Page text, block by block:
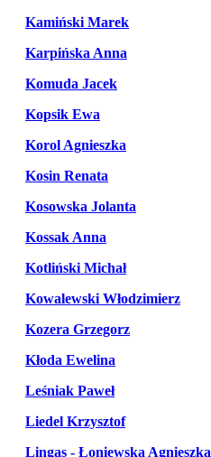
Kamiński Marek
Karpińska Anna
Komuda Jacek
Kopsik Ewa
Korol Agnieszka
Kosin Renata
Kosowska Jolanta
Kossak Anna
Kotliński Michał
Kowalewski Włodzimierz
Kozera Grzegorz
Kłoda Ewelina
Leśniak Paweł
Liedel Krzysztof
Lingas - Łoniewska Agnieszka